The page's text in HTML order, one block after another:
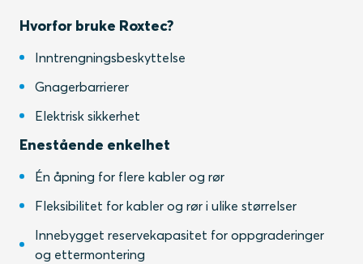
Hvorfor bruke Roxtec?
Inntrengningsbeskyttelse
Gnagerbarrierer
Elektrisk sikkerhet
Enestående enkelhet
Én åpning for flere kabler og rør
Fleksibilitet for kabler og rør i ulike størrelser
Innebygget reservekapasitet for oppgraderinger
og ettermontering